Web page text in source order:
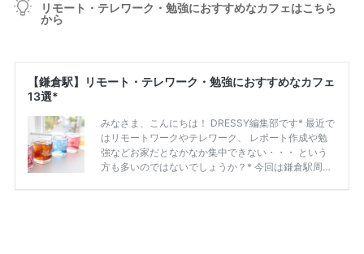
リモート・テレワーク・勉強におすすめなカフェはこちら
から